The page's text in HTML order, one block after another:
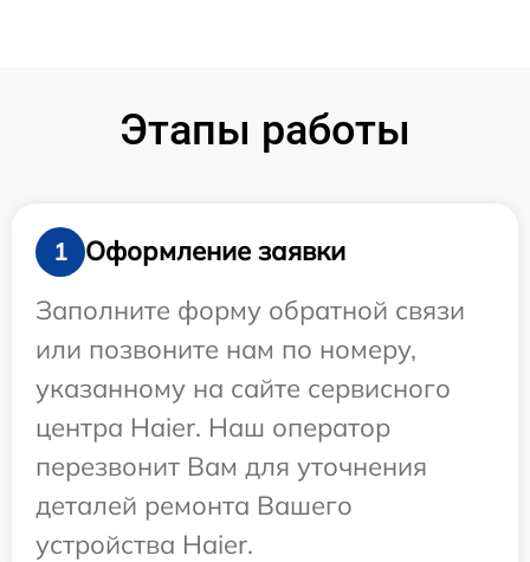
Этапы работы
1
Оформление заявки
Заполните форму обратной связи
или позвоните нам по номеру,
указанному на сайте сервисного
центра Haier. Наш оператор
перезвонит Вам для уточнения
деталей ремонта Вашего
устройства Haier.